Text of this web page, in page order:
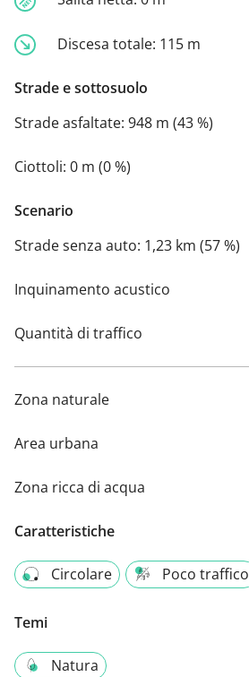
Discesa totale: 115 m
Strade e sottosuolo
Strade asfaltate: 948 m (43 %)
Ciottoli: 0 m (0 %)
Scenario
Strade senza auto: 1,23 km (57 %)
Inquinamento acustico
Quantità di traffico
Zona naturale
Area urbana
Zona ricca di acqua
Caratteristiche
Circolare Poco traffico
Temi
Natura